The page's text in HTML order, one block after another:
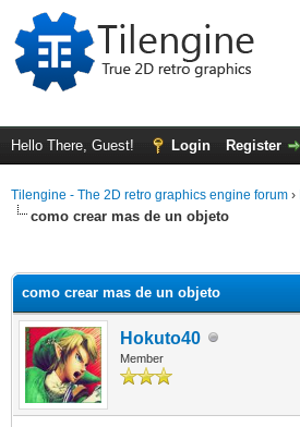
Hello There, Guest! Login Register
Tilengine - The 2D retro graphics engine forum ›
como crear mas de un objeto
como crear mas de un objeto
Hokuto40
Member